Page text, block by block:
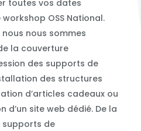
toutes vos dates
OSS National.
nous nous sommes
la couverture
des supports de
des structures
d’articles cadeaux ou
d’un site web dédié. De la
supports de